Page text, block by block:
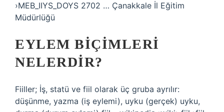
›MEB_IIYS_DOYS 2702 … Çanakkale İl Eğitim
Müdürlüğü
EYLEM BIÇIMLERI
NELERDIR?
Fiiller; İş, statü ve fiil olarak üç gruba ayrılır:
düşünme, yazma (iş eylemi), uyku (gerçek) uyku,